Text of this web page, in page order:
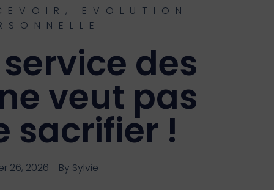
, EVOLUTION
des
veut pas
sacrifier !
26, 2026 By Sylvie